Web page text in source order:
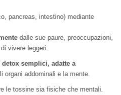
pancreas, intestino) mediante
dalle sue paure, preoccupazioni,
vivere leggeri.
semplici, adatte a
organi addominali e la mente.
le tossine sia fisiche che mentali.